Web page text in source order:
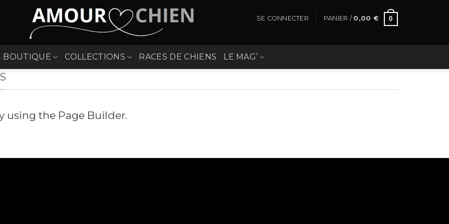
SE CONNECTER PANIER / 0,00 € 0
BOUTIQUE COLLECTIONS RACES DE CHIENS LE MAG’
using the Page Builder.